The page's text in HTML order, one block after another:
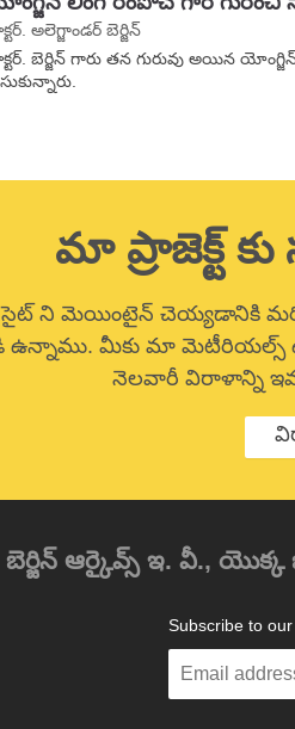
అలెగ్జాండర్ బెర్జిన్
బెర్జిన్ గారు తన గురువు అయిన
మా ప్రాజెక్ట్
ని మెయింటైన్ చెయ్యడానికి
ఉన్నాము. మీకు మా
నెలవారీ విరాళాన్ని
ఆర్కైవ్స్ ఇ. వీ., యొక్క
Subscribe to
Enter